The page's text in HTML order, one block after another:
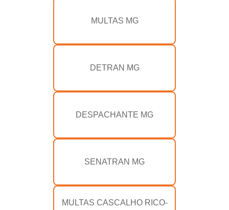
MULTAS MG
DETRAN MG
DESPACHANTE MG
SENATRAN MG
MULTAS CASCALHO RICO-